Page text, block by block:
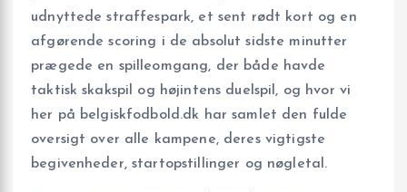
udnyttede straffespark, et sent rødt kort og en
afgørende scoring i de absolut sidste minutter
prægede en spilleomgang, der både havde
taktisk skakspil og højintens duelspil, og hvor vi
her på belgiskfodbold.dk har samlet den fulde
oversigt over alle kampene, deres vigtigste
begivenheder, startopstillinger og nøgletal.